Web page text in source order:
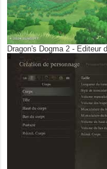
Dragon's Dogma 2 - Editeur